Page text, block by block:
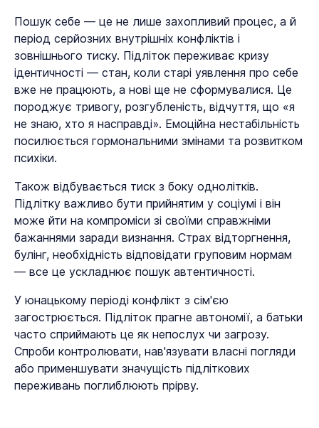
Пошук себе — це не лише захопливий процес, а й
період серйозних внутрішніх конфліктів і
зовнішнього тиску. Підліток переживає кризу
ідентичності — стан, коли старі уявлення про себе
вже не працюють, а нові ще не сформувалися. Це
породжує тривогу, розгубленість, відчуття, що «я
не знаю, хто я насправді». Емоційна нестабільність
посилюється гормональними змінами та розвитком
психіки.
Також відбувається тиск з боку однолітків.
Підлітку важливо бути прийнятим у соціумі і він
може йти на компроміси зі своїми справжніми
бажаннями заради визнання. Страх відторгнення,
булінг, необхідність відповідати груповим нормам
— все це ускладнює пошук автентичності.
У юнацькому періоді конфлікт з сім'єю
загострюється. Підліток прагне автономії, а батьки
часто сприймають це як непослух чи загрозу.
Спроби контролювати, нав'язувати власні погляди
або применшувати значущість підліткових
переживань поглиблюють прірву.